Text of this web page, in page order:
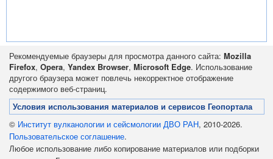
Рекомендуемые браузеры для просмотра данного сайта: Mozilla
Firefox, Opera, Yandex Browser, Microsoft Edge. Использование
другого браузера может повлечь некорректное отображение
содержимого веб-страниц.
Условия использования материалов и сервисов Геопортала
© Институт вулканологии и сейсмологии ДВО РАН, 2010-2026.
Пользовательское соглашение.
Любое использование либо копирование материалов или подборки